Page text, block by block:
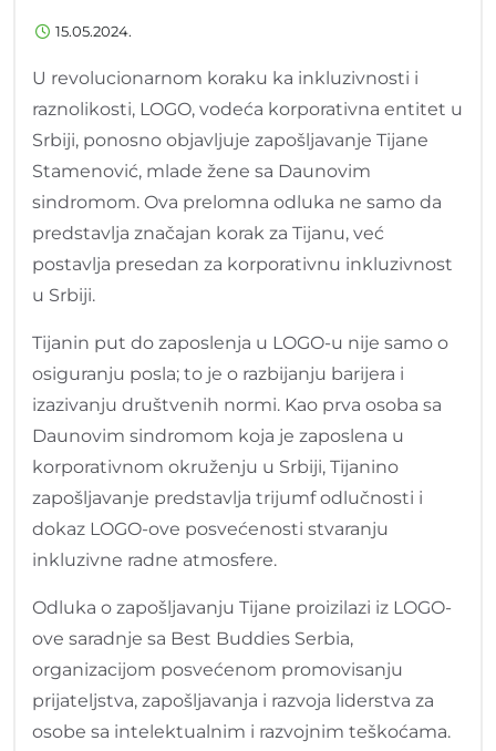
15.05.2024.
U revolucionarnom koraku ka inkluzivnosti i
raznolikosti, LOGO, vodeća korporativna entitet u
Srbiji, ponosno objavljuje zapošljavanje Tijane
Stamenović, mlade žene sa Daunovim
sindromom. Ova prelomna odluka ne samo da
predstavlja značajan korak za Tijanu, već
postavlja presedan za korporativnu inkluzivnost
u Srbiji.
Tijanin put do zaposlenja u LOGO-u nije samo o
osiguranju posla; to je o razbijanju barijera i
izazivanju društvenih normi. Kao prva osoba sa
Daunovim sindromom koja je zaposlena u
korporativnom okruženju u Srbiji, Tijanino
zapošljavanje predstavlja trijumf odlučnosti i
dokaz LOGO-ove posvećenosti stvaranju
inkluzivne radne atmosfere.
Odluka o zapošljavanju Tijane proizilazi iz LOGO-
ove saradnje sa Best Buddies Serbia,
organizacijom posvećenom promovisanju
prijateljstva, zapošljavanja i razvoja liderstva za
osobe sa intelektualnim i razvojnim teškoćama.